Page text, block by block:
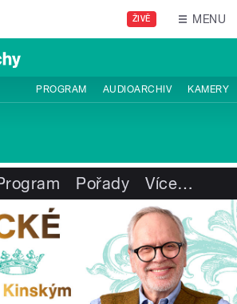
ŽIVĚ MENU
PROGRAM AUDIOARCHIV KAMERY
Pořady Více…